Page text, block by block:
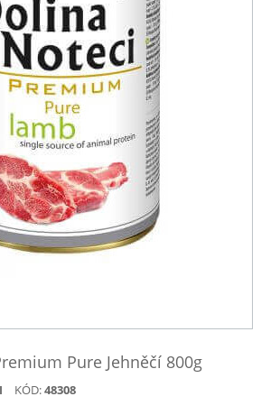
Pure Jehněčí 800g
KÓD:48308